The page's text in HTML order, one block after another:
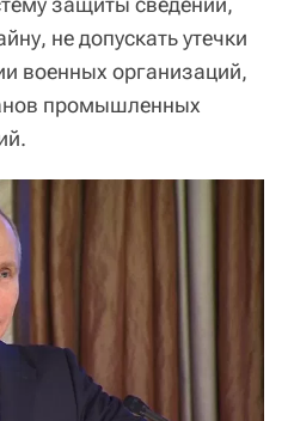
не допускать утечки
военных организаций,
промышленных